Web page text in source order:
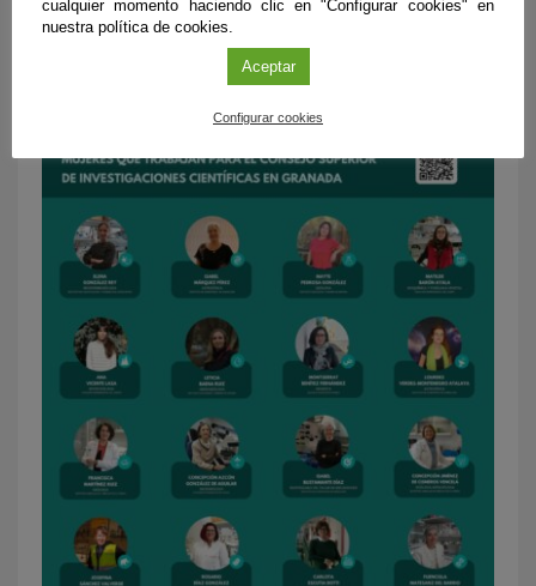
cualquier momento haciendo clic en "Configurar cookies" en
nuestra política de cookies.
Aceptar
Configurar cookies